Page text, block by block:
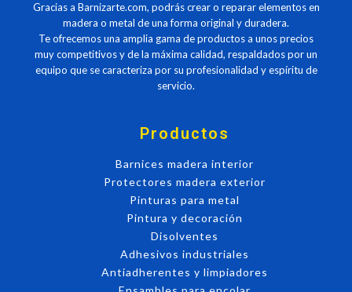
Gracias a Barnizarte.com, podrás crear o reparar elementos en
madera o metal de una forma original y duradera.
Te ofrecemos una amplia gama de productos a unos precios
muy competitivos y de la máxima calidad, respaldados por un
equipo que se caracteriza por su profesionalidad y espíritu de
servicio.
Productos
Barnices madera interior
Protectores madera exterior
Pinturas para metal
Pintura y decoración
Disolventes
Adhesivos industriales
Antiadherentes y limpiadores